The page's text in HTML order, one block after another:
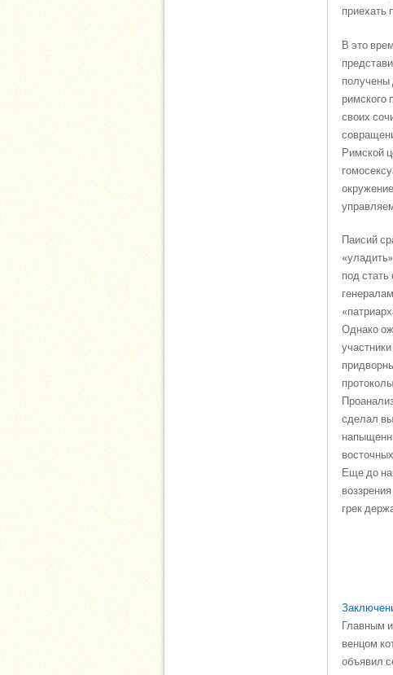
приехать
В это
получены
римского
своих
Римской
Паисий
под
Однако
сделал
Еще до
грек
Главным
венцом
объявил